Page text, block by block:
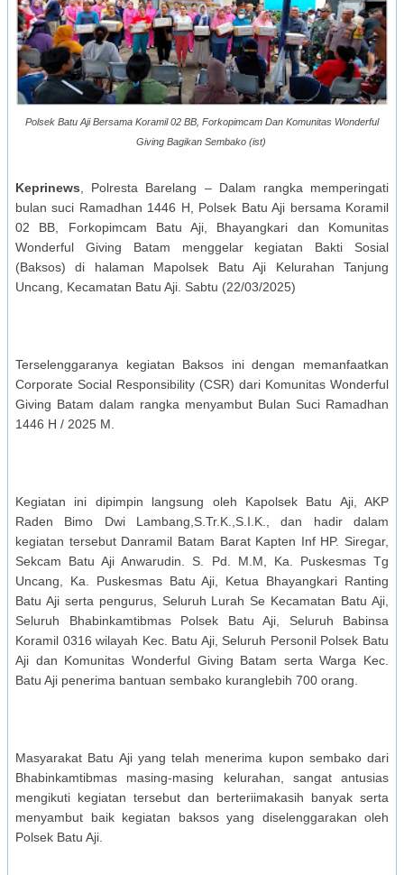
Polsek Batu Aji Bersama Koramil 02 BB, Forkopimcam Dan Komunitas Wonderful
Giving Bagikan Sembako (ist)
Keprinews , Polresta Barelang – Dalam rangka memperingati
bulan suci Ramadhan 1446 H, Polsek Batu Aji bersama Koramil
02 BB, Forkopimcam Batu Aji, Bhayangkari dan Komunitas
Wonderful Giving Batam menggelar kegiatan Bakti Sosial
(Baksos) di halaman Mapolsek Batu Aji Kelurahan Tanjung
Uncang, Kecamatan Batu Aji. Sabtu (22/03/2025)
Terselenggaranya kegiatan Baksos ini dengan memanfaatkan
Corporate Social Responsibility (CSR) dari Komunitas Wonderful
Giving Batam dalam rangka menyambut Bulan Suci Ramadhan
1446 H / 2025 M.
Kegiatan ini dipimpin langsung oleh Kapolsek Batu Aji, AKP
Raden Bimo Dwi Lambang,S.Tr.K.,S.I.K., dan hadir dalam
kegiatan tersebut Danramil Batam Barat Kapten Inf HP. Siregar,
Sekcam Batu Aji Anwarudin. S. Pd. M.M, Ka. Puskesmas Tg
Uncang, Ka. Puskesmas Batu Aji, Ketua Bhayangkari Ranting
Batu Aji serta pengurus, Seluruh Lurah Se Kecamatan Batu Aji,
Seluruh Bhabinkamtibmas Polsek Batu Aji, Seluruh Babinsa
Koramil 0316 wilayah Kec. Batu Aji, Seluruh Personil Polsek Batu
Aji dan Komunitas Wonderful Giving Batam serta Warga Kec.
Batu Aji penerima bantuan sembako kuranglebih 700 orang.
Masyarakat Batu Aji yang telah menerima kupon sembako dari
Bhabinkamtibmas masing-masing kelurahan, sangat antusias
mengikuti kegiatan tersebut dan berteriimakasih banyak serta
menyambut baik kegiatan baksos yang diselenggarakan oleh
Polsek Batu Aji.